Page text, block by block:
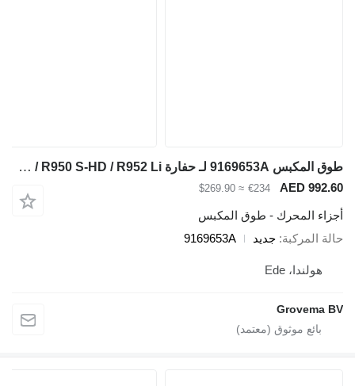
طوق المكبس 9169653A لـ حفارة Liebherr R946 LC / R946 LC-V / R946 NLC / R950 LC-V / R950 S-HD / R952 Li
€234
≈ $269.90
- طوق المكبس
جديد
9169653A